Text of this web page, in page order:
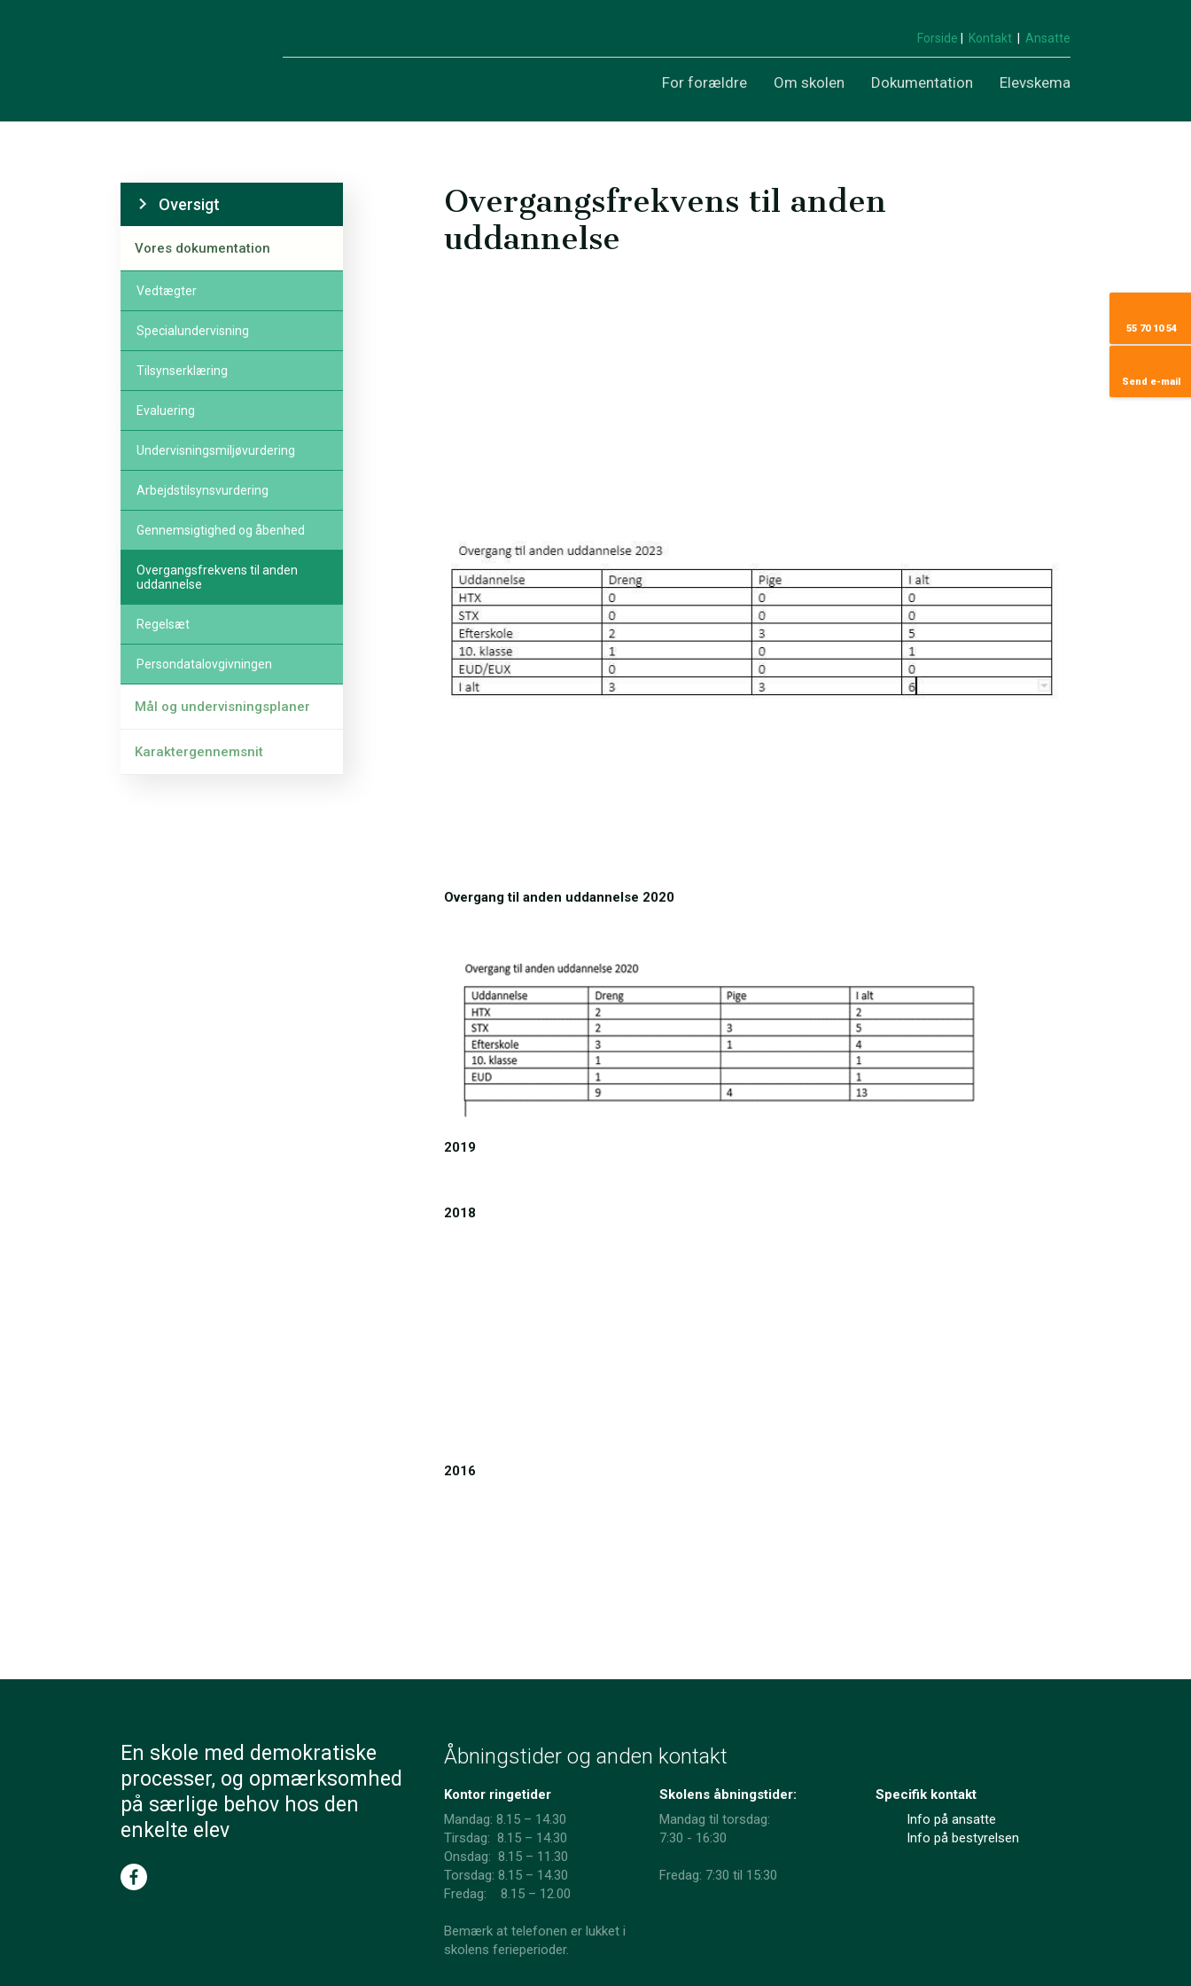
55 70 10 54
Send e-mail​
Forside Kontakt| Ansatte
For forældre Om skolen Dokumentation Elevskema
Oversigt
Vores dokumentation
Vedtægter
Specialundervisning
Tilsynserklæring
Evaluering
Undervisningsmiljøvurdering
Arbejdstilsynsvurdering
Gennemsigtighed og åbenhed
Overgangsfrekvens til anden
uddannelse
Regelsæt
Persondatalovgivningen
Mål og undervisningsplaner
Karaktergennemsnit
Overgangsfrekvens til anden
uddannelse
Overgang til anden uddannelse 2020
2019
2018
2016
En skole med demokratiske
processer, og opmærksomhed
på særlige behov hos den
enkelte elev
Åbningstider og anden kontakt
Kontor ringetider
Mandag: 8.15 – 14.30
Tirsdag: 8.15 – 14.30
Onsdag: 8.15 – 11.30
​Torsdag: 8.15 – 14.30
Fredag: 8.15 – 12.00
Bemærk at telefonen er lukket i
skolens ferieperioder.
Skolens åbningstider:
Mandag til torsdag:
7:30 - 16:30
Fredag: 7:30 til 15:30
Specifik kontakt
Info på ansatte
Info på bestyrelsen